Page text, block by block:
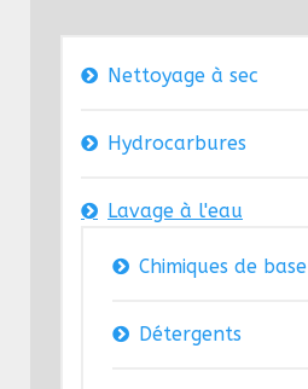
Nettoyage à sec
Hydrocarbures
Lavage à l'eau
Chimiques de base
Détergents